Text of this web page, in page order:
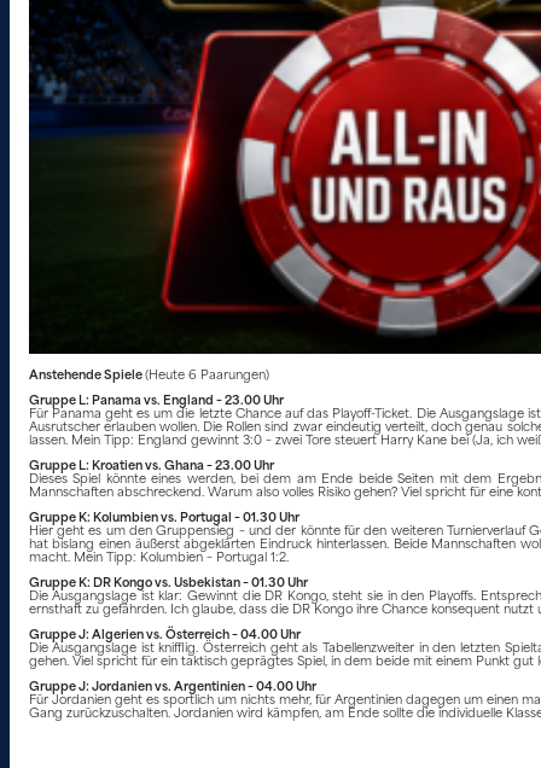
Anstehende Spiele(Heute 6 Paarungen)
Gruppe L: Panama vs. England – 23.00 Uhr
Für Panama geht es um die letzte Chance auf das Playoff-Ticket. Die
Ausrutscher erlauben wollen. Die Rollen sind zwar eindeutig verteilt, doch genau
lassen. Mein Tipp: England gewinnt 3:0 – zwei Tore steuert Harry Kane bei (Ja, ich
Gruppe L: Kroatien vs. Ghana – 23.00 Uhr
Dieses Spiel könnte eines werden, bei dem am Ende beide Seiten mit dem
Mannschaften abschreckend. Warum also volles Risiko gehen? Viel spricht für eine
Gruppe K: Kolumbien vs. Portugal – 01.30 Uhr
Hier geht es um den Gruppensieg – und der könnte für den weiteren Turnierverlauf
hat bislang einen äußerst abgeklärten Eindruck hinterlassen. Beide Mannschaften
macht. Mein Tipp: Kolumbien – Portugal 1:2.
Gruppe K: DR Kongo vs. Usbekistan – 01.30 Uhr
Die Ausgangslage ist klar: Gewinnt die DR Kongo, steht sie in den Playoffs.
ernsthaft zu gefährden. Ich glaube, dass die DR Kongo ihre Chance konsequent
Gruppe J: Algerien vs. Österreich – 04.00 Uhr
Die Ausgangslage ist knifflig. Österreich geht als Tabellenzweiter in den letzten
gehen. Viel spricht für ein taktisch geprägtes Spiel, in dem beide mit einem Punkt gut
Gruppe J: Jordanien vs. Argentinien – 04.00 Uhr
Für Jordanien geht es sportlich um nichts mehr, für Argentinien dagegen um einen
Gang zurückzuschalten. Jordanien wird kämpfen, am Ende sollte die individuelle